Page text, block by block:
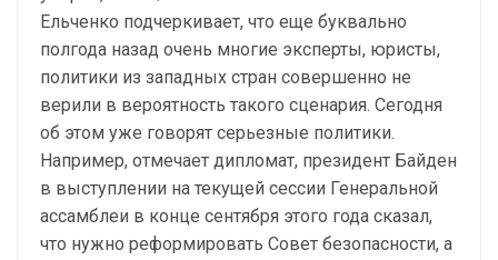
Ельченко подчеркивает, что еще буквально
полгода назад очень многие эксперты, юристы,
политики из западных стран совершенно не
верили в вероятность такого сценария. Сегодня
об этом уже говорят серьезные политики.
Например, отмечает дипломат, президент Байден
в выступлении на текущей сессии Генеральной
ассамблеи в конце сентября этого года сказал,
что нужно реформировать Совет безопасности, а